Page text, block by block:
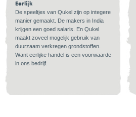
Eerlijk
De speeltjes van Qukel zijn op integere
manier gemaakt. De makers in India
krijgen een goed salaris. En Qukel
maakt zoveel mogelijk gebruik van
duurzaam verkregen grondstoffen.
Want eerlijke handel is een voorwaarde
in ons bedrijf.